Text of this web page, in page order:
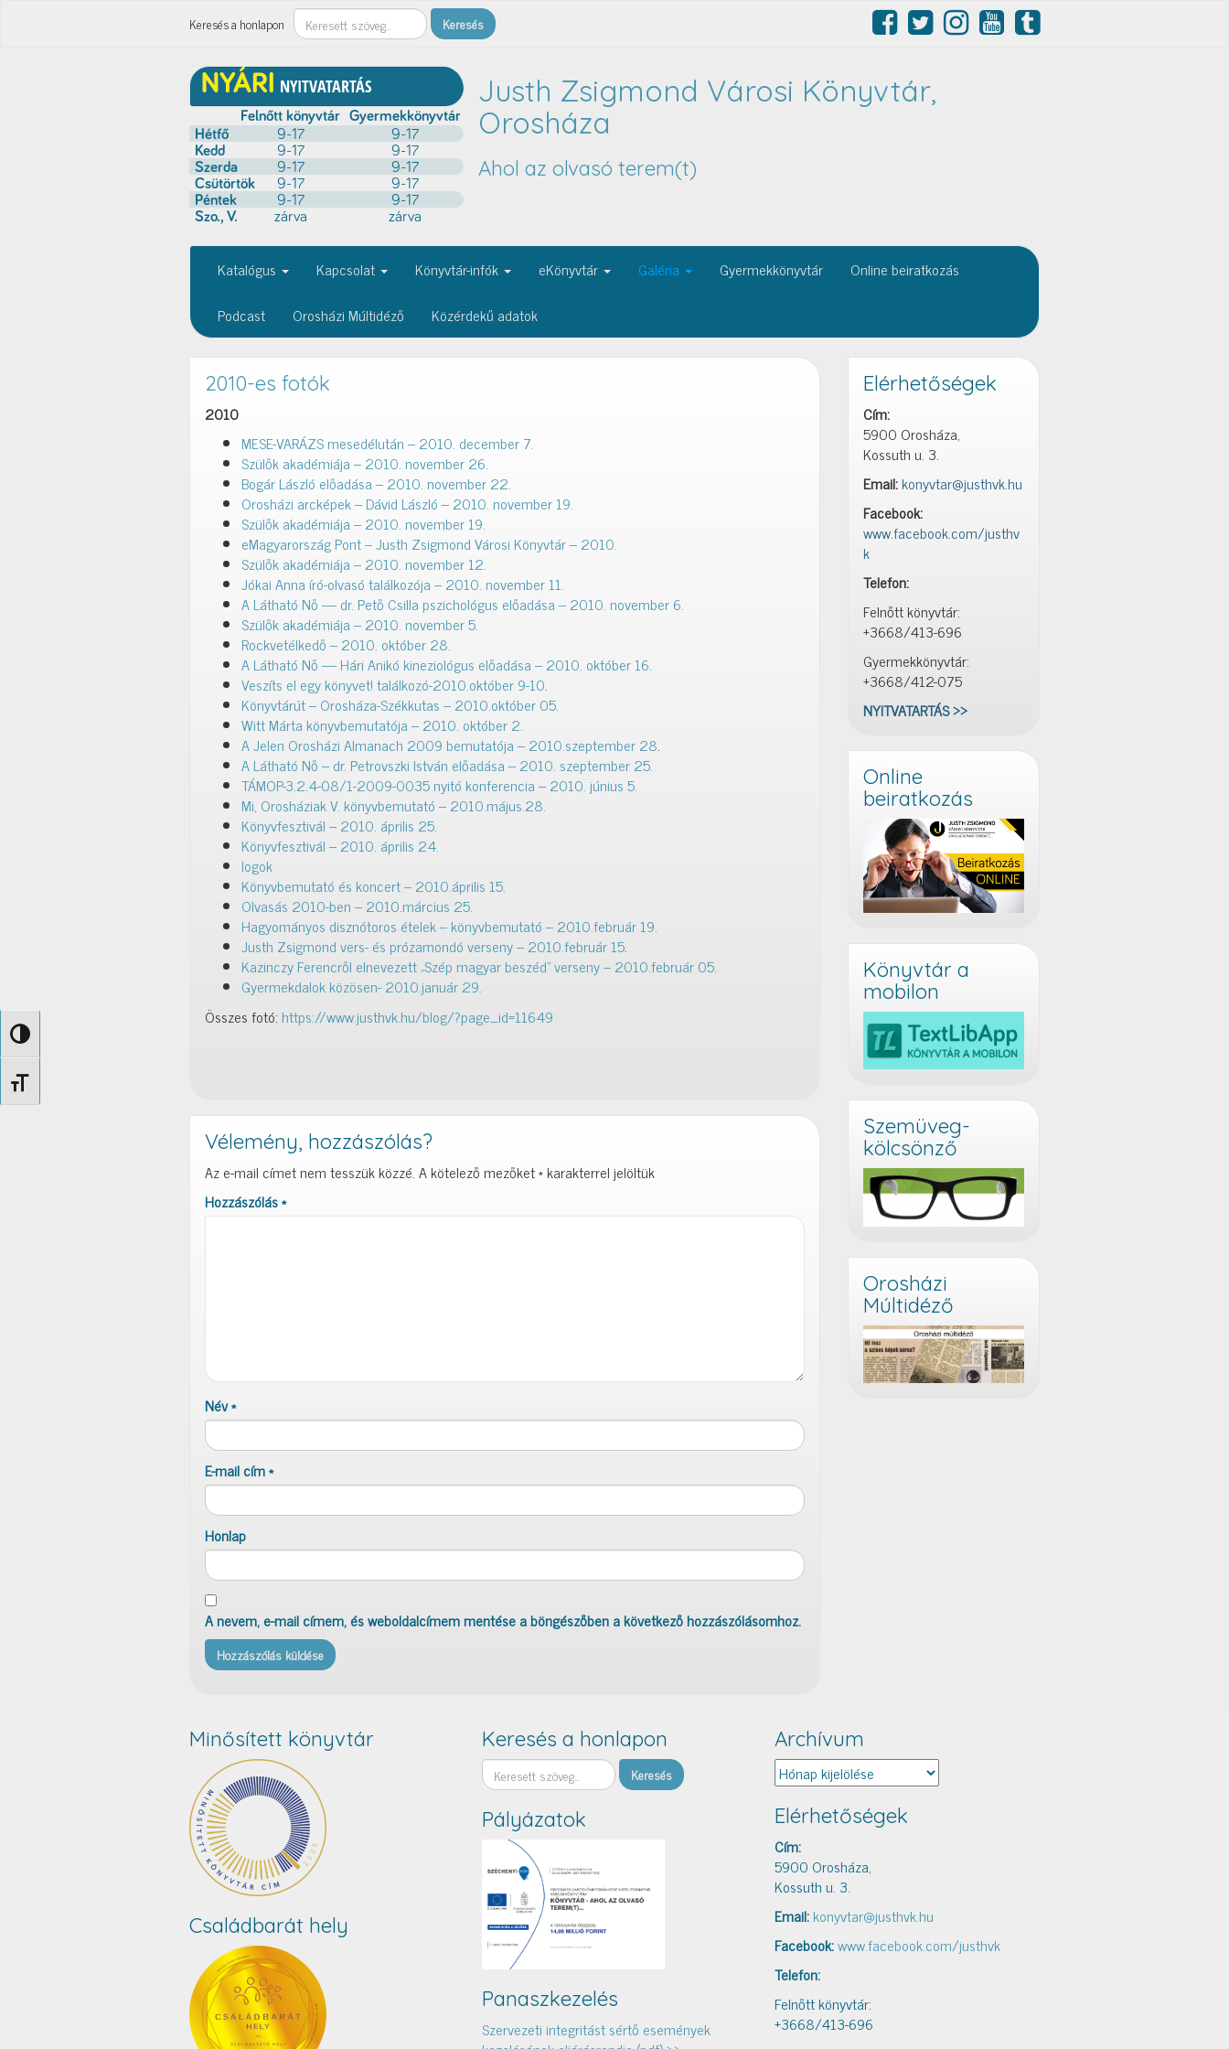
Nagy kontraszt váltása
Betűméret váltása
Keresés a honlapon Keresés
Justh Zsigmond Városi Könyvtár,
Orosháza
Ahol az olvasó terem(t)
Katalógus Kapcsolat Könyvtár-infók eKönyvtár Galéria Gyermekkönyvtár
Online beiratkozás
Podcast
Orosházi Múltidéző Közérdekű adatok
2010-es fotók
2010
MESE-VARÁZS mesedélután – 2010. december 7.
Szülők akadémiája – 2010. november 26.
Bogár László előadása – 2010. november 22.
Orosházi arcképek – Dávid László – 2010. november 19.
Szülők akadémiája – 2010. november 19.
eMagyarország Pont – Justh Zsigmond Városi Könyvtár – 2010.
Szülők akadémiája – 2010. november 12.
Jókai Anna író-olvasó találkozója – 2010. november 11.
A Látható Nő — dr. Pető Csilla pszichológus előadása – 2010. november 6.
Szülők akadémiája – 2010. november 5.
Rockvetélkedő – 2010. október 28.
A Látható Nő — Hári Anikó kineziológus előadása – 2010. október 16.
Veszíts el egy könyvet! találkozó-2010.október 9-10.
Könyvtárút – Orosháza-Székkutas – 2010.október 05.
Witt Márta könyvbemutatója – 2010. október 2.
A Jelen Orosházi Almanach 2009 bemutatója – 2010.szeptember 28.
A Látható Nő – dr. Petrovszki István előadása – 2010. szeptember 25.
TÁMOP-3.2.4-08/1-2009-0035 nyitó konferencia – 2010. június 5.
Mi, Orosháziak V. könyvbemutató – 2010.május.28.
Könyvfesztivál – 2010. április 25.
Könyvfesztivál – 2010. április 24.
logok
Könyvbemutató és koncert – 2010.április 15.
Olvasás 2010-ben – 2010.március 25.
Hagyományos disznótoros ételek – könyvbemutató – 2010.február 19.
Justh Zsigmond vers- és prózamondó verseny – 2010.február 15.
Kazinczy Ferencről elnevezett „Szép magyar beszéd” verseny – 2010.február 05.
Gyermekdalok közösen- 2010.január 29.
Összes fotó: https://www.justhvk.hu/blog/?page_id=11649
Vélemény, hozzászólás?
Az e-mail címet nem tesszük közzé.A kötelező mezőket*karakterrel jelöltük
Hozzászólás*
Név*
E-mail cím*
Honlap
A nevem, e-mail címem, és weboldalcímem mentése a böngészőben a következő hozzászólásomhoz.
Elérhetőségek
Cím:
5900 Orosháza,
Kossuth u. 3.
Email:konyvtar@justhvk.hu
Facebook:
www.facebook.com/justhv
k
Telefon:
Felnőtt könyvtár:
+3668/413-696
Gyermekkönyvtár:
+3668/412-075
NYITVATARTÁS >>
Online
beiratkozás
Könyvtár a
mobilon
Szemüveg-
kölcsönző
Orosházi
Múltidéző
Minősített könyvtár
Családbarát hely
Keresés a honlapon
Keresés
Pályázatok
Panaszkezelés
Szervezeti integritást sértő események
Archívum
Archívum
Elérhetőségek
Cím:
5900 Orosháza,
Kossuth u. 3.
Email:konyvtar@justhvk.hu
Facebook:www.facebook.com/justhvk
Telefon:
Felnőtt könyvtár:
+3668/413-696